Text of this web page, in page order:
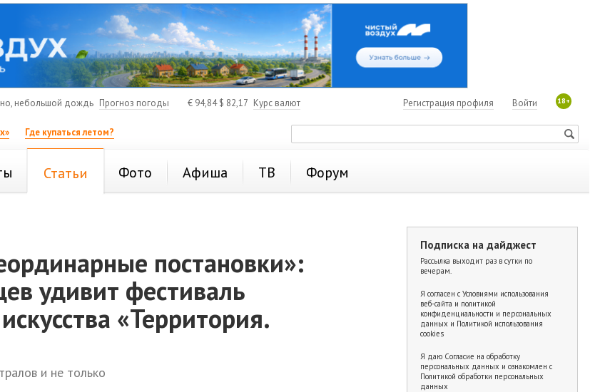
небольшой дождь Прогноз погоды € 94,84$ 82,17 Курс валют 18+
Войти
Регистрация профиля
Где купаться летом?
Статьи Фото Афиша ТВ Форум
постановки»:
удивит фестиваль
«Территория.
и не только
Подписка на дайджест
Рассылка выходит раз в сутки по
вечерам.
Я согласен с Условиями использования
веб-сайта и политикой
конфиденциальности и персональных
данных и Политикой использования
cookies
Я даю Согласие на обработку
персональных данных и ознакомлен с
Политикой обработки персональных
данных